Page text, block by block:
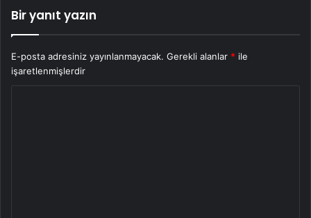
Bir yanıt yazın
E-posta adresiniz yayınlanmayacak. Gerekli alanlar * ile
işaretlenmişlerdir